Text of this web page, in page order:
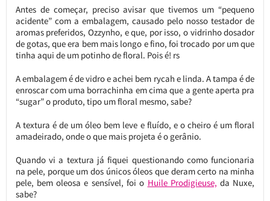
Antes de começar, preciso avisar que tivemos um “pequeno
acidente” com a embalagem, causado pelo nosso testador de
aromas preferidos, Ozzynho, e que, por isso, o vidrinho dosador
de gotas, que era bem mais longo e fino, foi trocado por um que
tinha aqui de um potinho de floral. Pois é! rs
A embalagem é de vidro e achei bem rycah e linda. A tampa é de
enroscar com uma borrachinha em cima que a gente aperta pra
“sugar” o produto, tipo um floral mesmo, sabe?
A textura é de um óleo bem leve e fluído, e o cheiro é um floral
amadeirado, onde o que mais projeta é o gerânio.
Quando vi a textura já fiquei questionando como funcionaria
na pele, porque um dos únicos óleos que deram certo na minha
pele, bem oleosa e sensível, foi o Huile Prodigieuse, da Nuxe,
sabe?